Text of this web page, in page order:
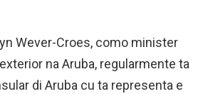
Wever-Croes, como minister
na Aruba, regularmente ta
di Aruba cu ta representa e